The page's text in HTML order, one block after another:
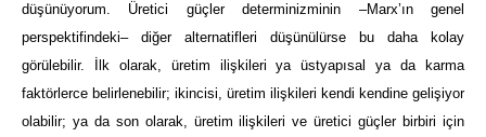
düşünüyorum. Üretici güçler determinizminin –Marx’ın genel
perspektifindeki– diğer alternatifleri düşünülürse bu daha kolay
görülebilir. İlk olarak, üretim ilişkileri ya üstyapısal ya da karma
faktörlerce belirlenebilir; ikincisi, üretim ilişkileri kendi kendine gelişiyor
olabilir; ya da son olarak, üretim ilişkileri ve üretici güçler birbiri için